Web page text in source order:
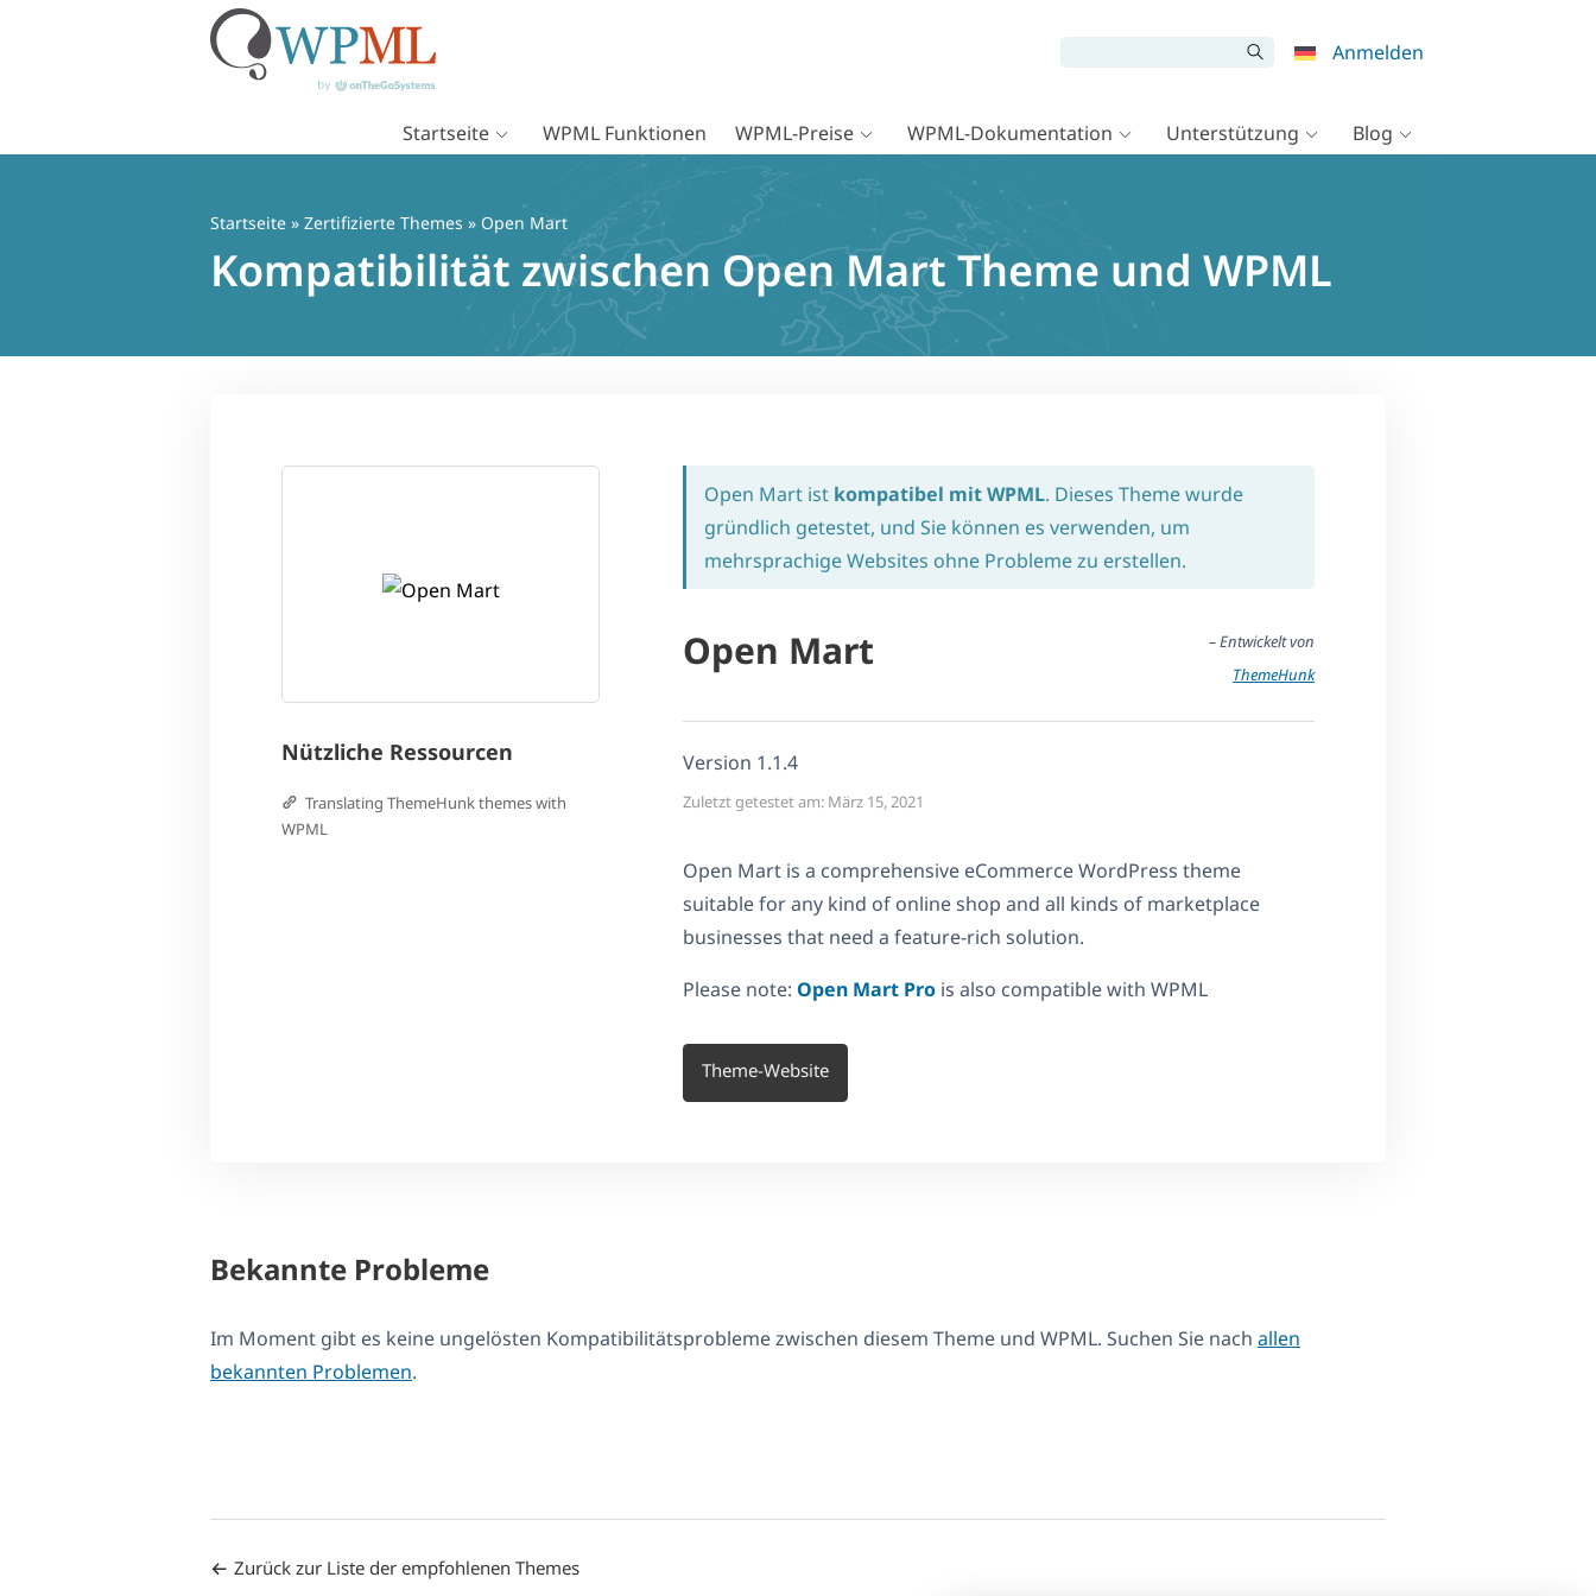
Anmelden
Startseite WPML Funktionen WPML-Preise WPML-Dokumentation Unterstützung Blog
Startseite » Zertifizierte Themes » Open Mart
Kompatibilität zwischen Open Mart Theme und WPML
Nützliche Ressourcen
Translating ThemeHunk themes with
WPML
Open Mart ist kompatibel mit WPML. Dieses Theme wurde
gründlich getestet, und Sie können es verwenden, um
mehrsprachige Websites ohne Probleme zu erstellen.
Open Mart
– Entwickelt von
ThemeHunk
Version 1.1.4
Zuletzt getestet am: März 15, 2021
Open Mart is a comprehensive eCommerce WordPress theme
suitable for any kind of online shop and all kinds of marketplace
businesses that need a feature-rich solution.
Please note: Open Mart Pro is also compatible with WPML
Theme-Website
Bekannte Probleme
Im Moment gibt es keine ungelösten Kompatibilitätsprobleme zwischen diesem Theme und WPML. Suchen Sie nach allen
bekannten Problemen.
Zurück zur Liste der empfohlenen Themes